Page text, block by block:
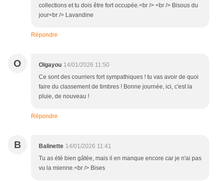
collections et tu dois être fort occupée.<br /> <br /> Bisous du
jour<br /> Lavandine
Répondre
O Olgayou 14/01/2026 11:50
Ce sont des courriers fort sympathiques ! tu vas avoir de quoi
faire du classement de timbres ! Bonne journée, ici, c'est la
pluie, de nouveau !
Répondre
B Balinette 14/01/2026 11:41
Tu as été bien gâtée, mais il en manque encore car je n'ai pas
vu la mienne.<br /> Bises